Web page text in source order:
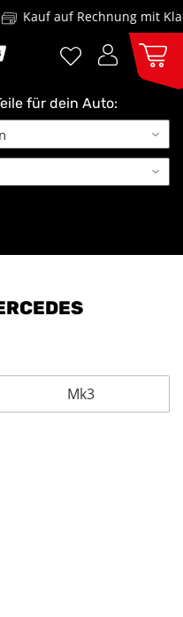
Kauf auf Rechnung mit
für dein Auto:
Mk3